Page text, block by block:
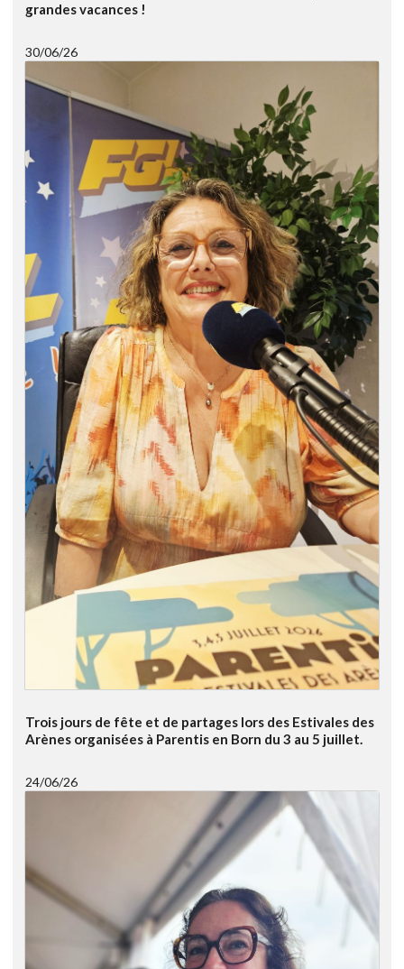
grandes vacances !
30/06/26
Trois jours de fête et de partages lors des Estivales des
Arènes organisées à Parentis en Born du 3 au 5 juillet.
24/06/26